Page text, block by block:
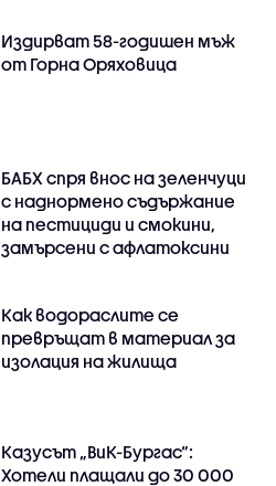
Издирват 58-годишен мъж
от Горна Оряховица
БАБХ спря внос на зеленчуци
с наднормено съдържание
на пестициди и смокини,
замърсени с афлатоксини
Как водораслите се
превръщат в материал за
изолация на жилища
Казусът „ВиК-Бургас“:
Хотели плащали до 30 000